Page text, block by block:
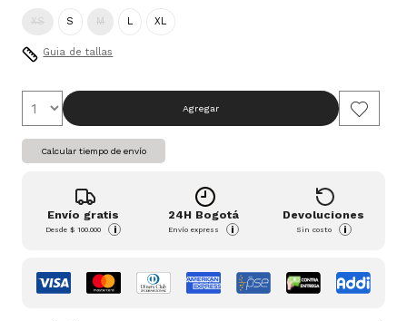
XS S M L XL
Guia de tallas
Agregar
Calcular tiempo de envío
Envío gratis
Desde$ 100.000 i
24H Bogotá
Envío express i
Devoluciones
Sin costo i